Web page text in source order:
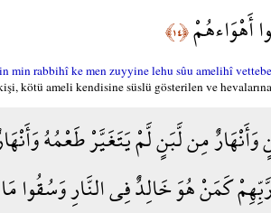
أَهْوَاءهُمْ﴿١٤﴾
rabbihî ke men zuyyine lehu sûu amelihî
kötü ameli kendisine süslü gösterilen ve
مِن لَّبَنٍ لَّمْ يَتَغَيَّرْ طَعْمُهُ
كَمَنْ هُوَ خَالِدٌ فِي النَّارِ وَسُقُوا